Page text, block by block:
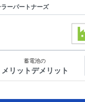
ーパートナーズ
蓄電池の
メリットデメリット